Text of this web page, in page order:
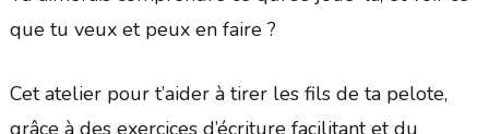
que tu veux et peux en faire ?
Cet atelier pour t’aider à tirer les fils de ta pelote,
grâce à des exercices d’écriture facilitant et du